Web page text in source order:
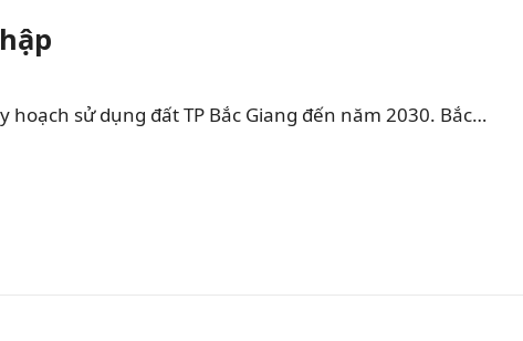
sử dụng đất TP Bắc Giang đến năm 2030. Bắc…